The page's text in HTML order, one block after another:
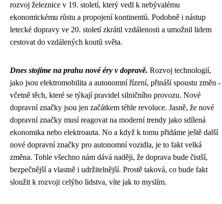
rozvoj železnice v 19. století, který vedl k nebývalému
ekonomickému růstu a propojení kontinentů. Podobně i nástup
letecké dopravy ve 20. století zkrátil vzdálenosti a umožnil lidem
cestovat do vzdálených koutů světa.
Dnes stojíme na prahu nové éry v dopravě. Rozvoj technologií,
jako jsou elektromobilita a autonomní řízení, přináší spoustu změn -
včetně těch, které se týkají pravidel silničního provozu. Nové
dopravní značky jsou jen začátkem téhle revoluce. Jasně, že nové
dopravní značky musí reagovat na moderní trendy jako sdílená
ekonomika nebo elektroauta. No a když k tomu přidáme ještě další
nové dopravní značky pro autonomní vozidla, je to fakt velká
změna. Tohle všechno nám dává naději, že doprava bude čistší,
bezpečnější a vlastně i udržitelnější. Prostě taková, co bude fakt
sloužit k rozvoji celýho lidstva, víte jak to myslím.